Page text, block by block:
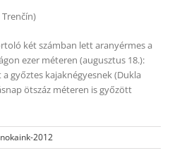
két számban lett aranyérmes a
ezer méteren (augusztus 18.):
győztes kajaknégyesnek (Dukla
ötszáz méteren is győzött
2012